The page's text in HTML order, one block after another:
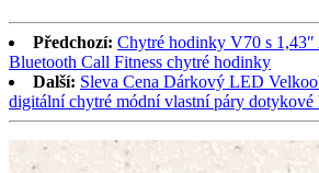
Předchozí: Chytré hodinky V70 s
Bluetooth Call Fitness chytré hodinky
Další: Sleva Cena Dárkový LED
digitální chytré módní vlastní páry